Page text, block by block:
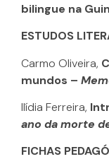
bilingue na
ESTUDOS
Carmo Oliveira,
mundos –
Ilídia Ferreira,
ano da morte
FICHAS